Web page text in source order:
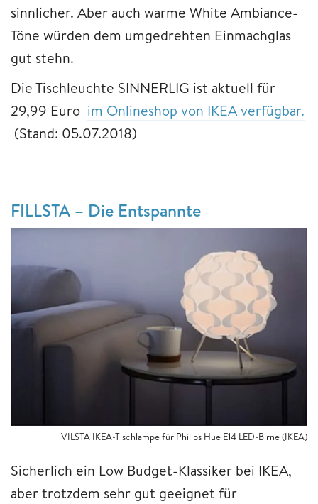
sinnlicher. Aber auch warme White Ambiance-
Töne würden dem umgedrehten Einmachglas
gut stehn.
Die Tischleuchte SINNERLIG ist aktuell für
29,99 Euro im Onlineshop von IKEA verfügbar.
(Stand: 05.07.2018)
FILLSTA – Die Entspannte
VILSTA IKEA-Tischlampe für Philips Hue E14 LED-Birne (IKEA)
Sicherlich ein Low Budget-Klassiker bei IKEA,
aber trotzdem sehr gut geeignet für